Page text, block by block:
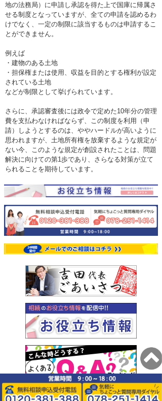
地の法務局）に申請し承認を得た上で国庫に帰属さ
せる制度となっていますが、全ての申請を認めるわ
けでなく、一定の制限に該当するものは申請するこ
とができません。
例えば
・建物のある土地
・担保権または使用、収益を目的とする権利が設定
されている土地
などが制限として挙げられています。
さらに、承認審査後には政令で定めた10年分の管理
費を支払わなければならず、この制度を利用（申
請）しようとするのは、ややハードルが高いように
思われますが、土地所有権を放棄するような規定が
ない今、このような規定が創設されたことは、問題
解決に向けての第1歩であり、さらなる対策が立て
られることを期待しています。
078-251-1414
0120-381-388